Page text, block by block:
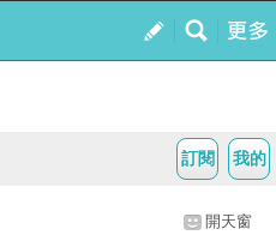
我的
訂閱
開天窗